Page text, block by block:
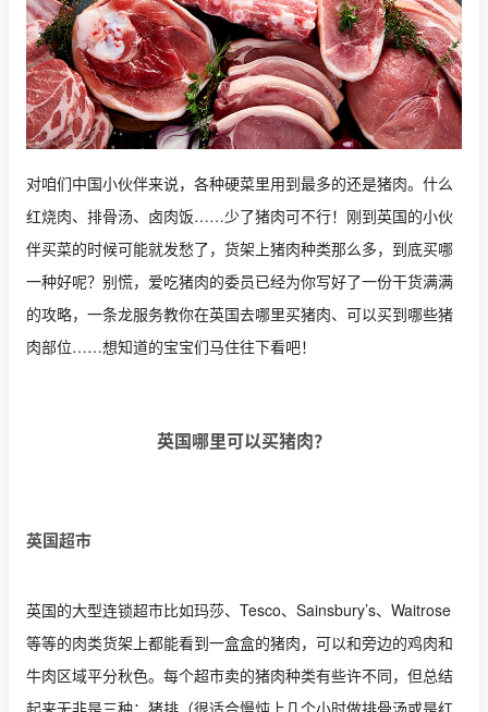
对咱们中国小伙伴来说，各种硬菜里用到最多的还是猪肉。什么
红烧肉、排骨汤、卤肉饭……少了猪肉可不行！刚到英国的小伙
伴买菜的时候可能就发愁了，货架上猪肉种类那么多，到底买哪
一种好呢？别慌，爱吃猪肉的委员已经为你写好了一份干货满满
的攻略，一条龙服务教你在英国去哪里买猪肉、可以买到哪些猪
肉部位……想知道的宝宝们马住往下看吧！
英国哪里可以买猪肉？
英国超市
英国的大型连锁超市比如玛莎、Tesco、Sainsbury’s、Waitrose
等等的肉类货架上都能看到一盒盒的猪肉，可以和旁边的鸡肉和
牛肉区域平分秋色。每个超市卖的猪肉种类有些许不同，但总结